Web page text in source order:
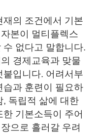
의 조건에서 기본
본이 멀티플렉스
수 없다고 말합니다.
경제교육과 맞물
붙입니다. 어려서부
습과 훈련이 필요하
, 독립적 삶에 대한
기본소득이 주어
으로 흘러갈 우려